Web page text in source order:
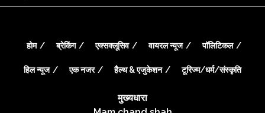
होम ब्रेकिंग एक्सक्लूसिव वायरल न्यूज पॉलिटिकल
हिल न्यूज एक नजर हैल्थ & एजुकेशन टूरिज्म/धर्म/संस्कृति
मुख्यधारा